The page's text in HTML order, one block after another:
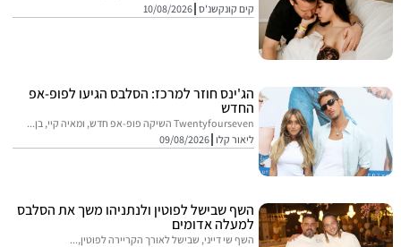
קים קונקשנ'ס 10/08/2026
הג'ינס חוזר למרכז: הסלבס הגיעו לפופ-אפ
החדש
Twentyfourseven השיקה פופ-אפ חדש, ומאיה קיי, בן...
ליאור קלו 09/08/2026
השף שבישל לפוטין ולנתניהו משך את הסלבס
למעלה אדומים
השף שי דייני, שבישל לאורך הקריירה לפוטין,...